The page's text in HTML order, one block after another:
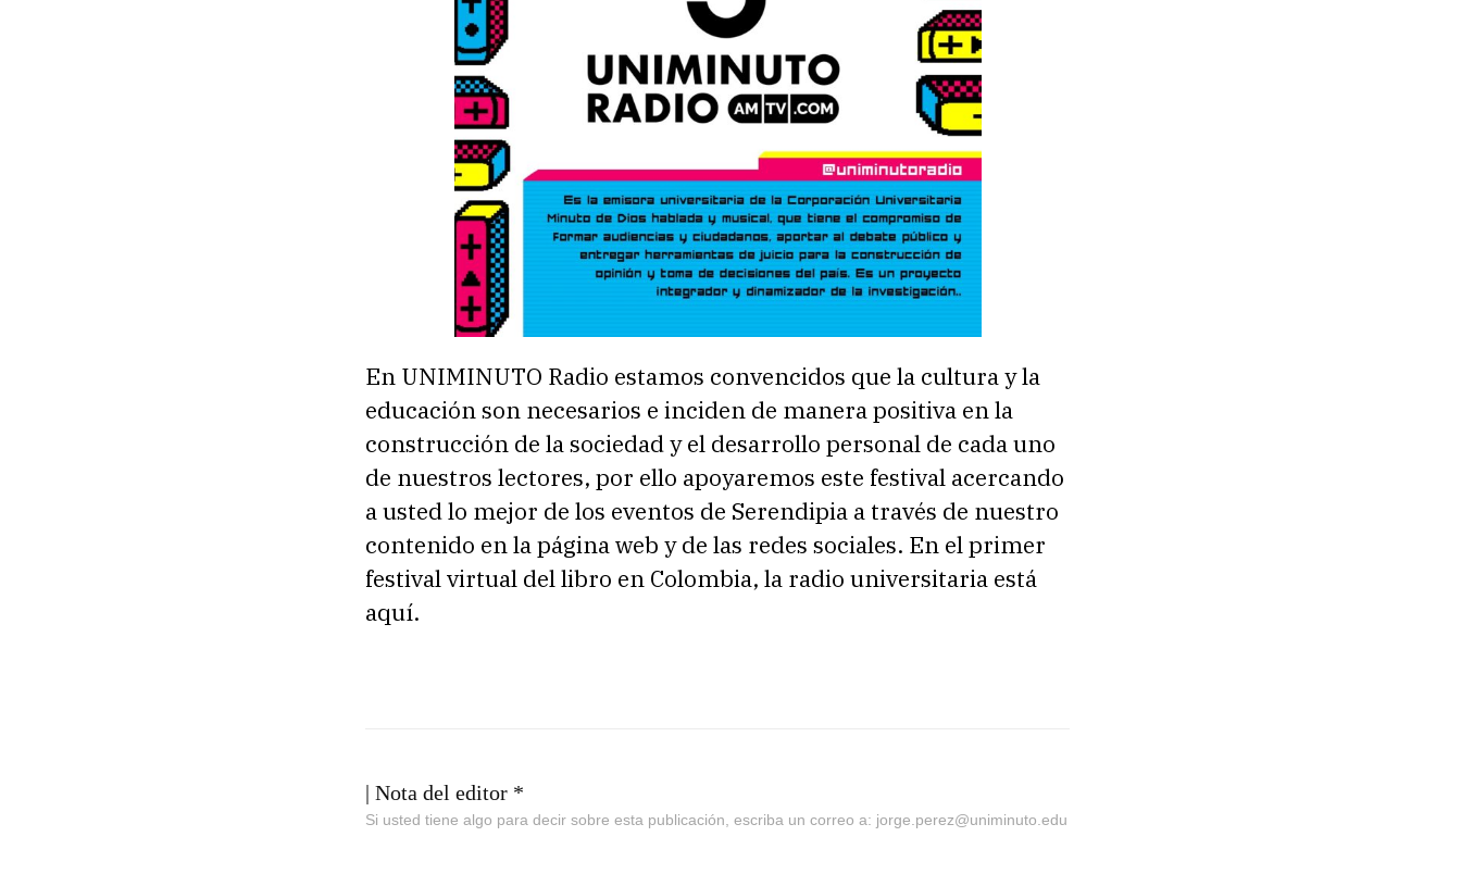
En UNIMINUTO Radio estamos convencidos que la cultura y la
educación son necesarios e inciden de manera positiva en la
construcción de la sociedad y el desarrollo personal de cada uno
de nuestros lectores, por ello apoyaremos este festival acercando
a usted lo mejor de los eventos de Serendipia a través de nuestro
contenido en la página web y de las redes sociales. En el primer
festival virtual del libro en Colombia, la radio universitaria está
aquí.
| Nota del editor *
Si usted tiene algo para decir sobre esta publicación, escriba un correo a: jorge.perez@uniminuto.edu